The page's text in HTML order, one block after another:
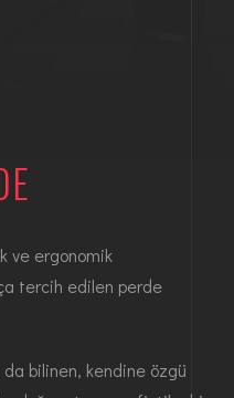
ve ergonomik
tercih edilen perde
bilinen, kendine özgü